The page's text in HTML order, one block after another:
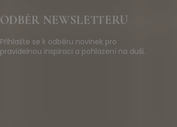
ODBĚR NEWSLETTERU
Přihlašte se k odběru novinek pro
pravidelnou inspiraci a pohlazení na duši.